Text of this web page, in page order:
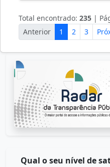
Total encontrado: 235 |
Anterior
1 2 3
Qual o seu nível de